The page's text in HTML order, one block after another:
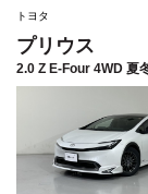
トヨタ
プリウス
2.0 Z E-Four 4WD 夏